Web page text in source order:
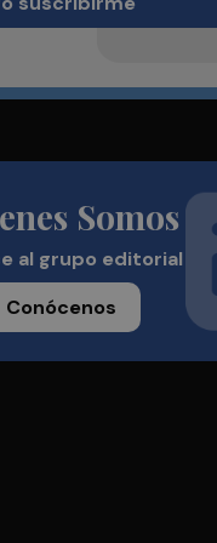
Somos
al grupo editorial
Conócenos